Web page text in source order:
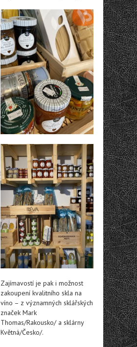
Zajímavostí je pak i možnost
zakoupení kvalitního skla na
víno – z významných sklářských
značek Mark
Thomas/Rakousko/ a sklárny
Květná/Česko/.